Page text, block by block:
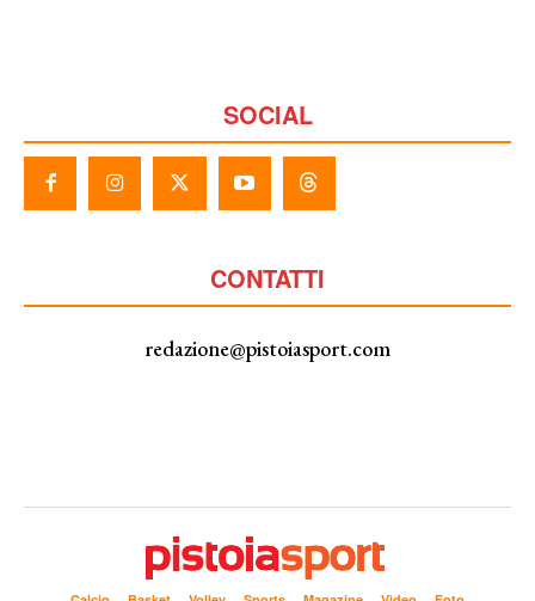
SOCIAL
CONTATTI
redazione@pistoiasport.com